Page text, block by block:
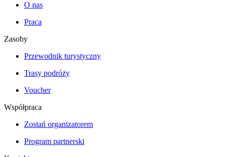
O nas
Praca
Zasoby
Przewodnik turystyczny
Trasy podróży
Voucher
Współpraca
Zostań organizatorem
Program partnerski